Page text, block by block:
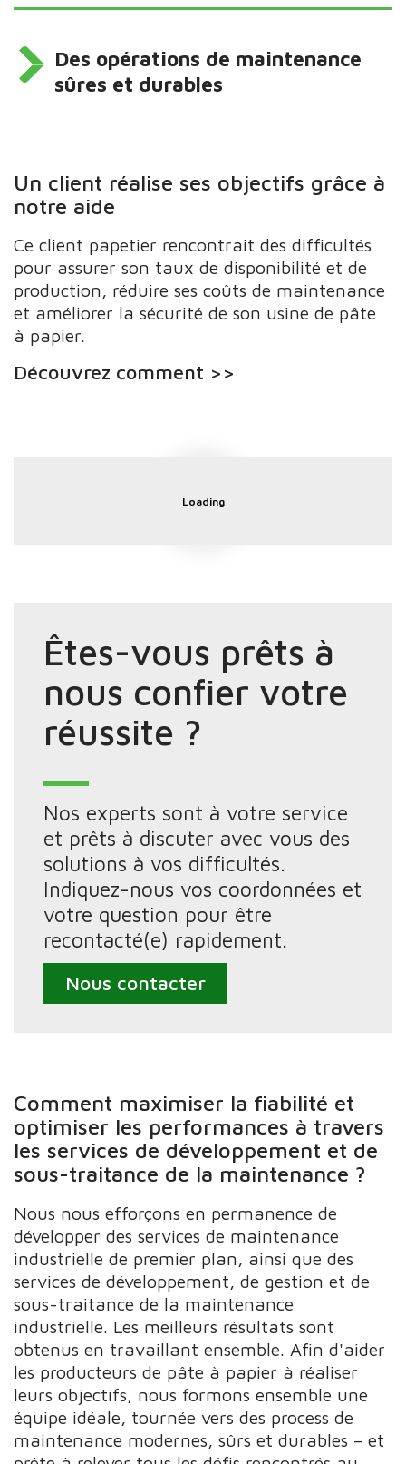
Des opérations de maintenance
sûres et durables
Un client réalise ses objectifs grâce à
notre aide
Ce client papetier rencontrait des difficultés
pour assurer son taux de disponibilité et de
production, réduire ses coûts de maintenance
et améliorer la sécurité de son usine de pâte
à papier.
Découvrez comment >>
Loading
Êtes-vous prêts à
nous confier votre
réussite ?
Nos experts sont à votre service
et prêts à discuter avec vous des
solutions à vos difficultés.
Indiquez-nous vos coordonnées et
votre question pour être
recontacté(e) rapidement.
Nous contacter
Comment maximiser la fiabilité et
optimiser les performances à travers
les services de développement et de
sous-traitance de la maintenance ?
Nous nous efforçons en permanence de
développer des services de maintenance
industrielle de premier plan, ainsi que des
services de développement, de gestion et de
sous-traitance de la maintenance
industrielle. Les meilleurs résultats sont
obtenus en travaillant ensemble. Afin d'aider
les producteurs de pâte à papier à réaliser
leurs objectifs, nous formons ensemble une
équipe idéale, tournée vers des process de
maintenance modernes, sûrs et durables – et